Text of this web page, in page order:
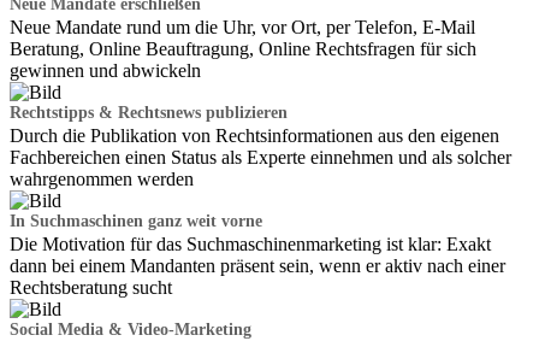
Neue Mandate erschließen
Neue Mandate rund um die Uhr, vor Ort, per Telefon, E-Mail
Beratung, Online Beauftragung, Online Rechtsfragen für sich
gewinnen und abwickeln
Rechtstipps & Rechtsnews publizieren
Durch die Publikation von Rechtsinformationen aus den eigenen
Fachbereichen einen Status als Experte einnehmen und als solcher
wahrgenommen werden
In Suchmaschinen ganz weit vorne
Die Motivation für das Suchmaschinenmarketing ist klar: Exakt
dann bei einem Mandanten präsent sein, wenn er aktiv nach einer
Rechtsberatung sucht
Social Media & Video-Marketing